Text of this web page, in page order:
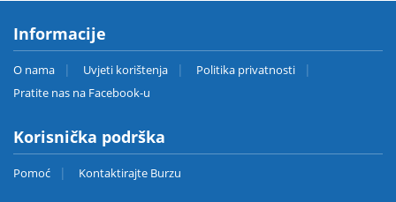
Informacije
O nama Uvjeti korištenja
Politika privatnosti
Pratite nas na Facebook-u
Korisnička podrška
Pomoć Kontaktirajte Burzu